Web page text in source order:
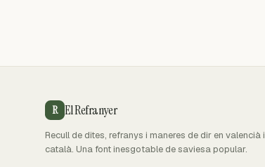
R El Refranyer
Recull de dites, refranys i maneres de dir en valencià i
català. Una font inesgotable de saviesa popular.